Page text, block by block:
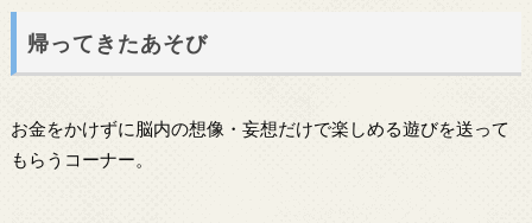
帰ってきたあそび
お金をかけずに脳内の想像・妄想だけで楽しめる遊びを送って
もらうコーナー。